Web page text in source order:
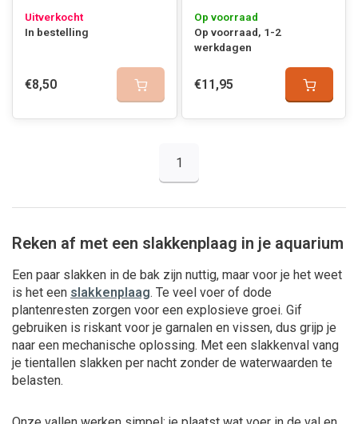
Uitverkocht
In bestelling
€8,50
Op voorraad
Op voorraad, 1-2
werkdagen
€11,95
1
Reken af met een slakkenplaag in je aquarium
Een paar slakken in de bak zijn nuttig, maar voor je het weet
is het een slakkenplaag. Te veel voer of dode
plantenresten zorgen voor een explosieve groei. Gif
gebruiken is riskant voor je garnalen en vissen, dus grijp je
naar een mechanische oplossing. Met een slakkenval vang
je tientallen slakken per nacht zonder de waterwaarden te
belasten.